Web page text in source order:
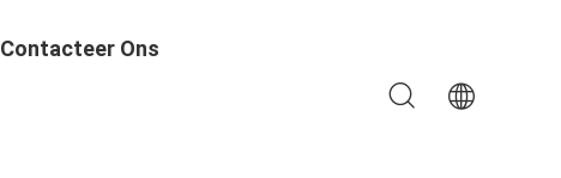
Contacteer Ons